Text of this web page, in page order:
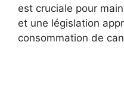
est cruciale pour
et une législation
consommation de